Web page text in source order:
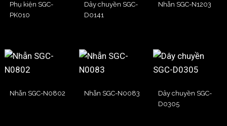
Phụ kiện SGC-
PK010
Dây chuyền SGC-
D0141
Nhẫn SGC-N1203
Nhẫn SGC-N0802 Nhẫn SGC-N0083
Dây chuyền SGC-
D0305